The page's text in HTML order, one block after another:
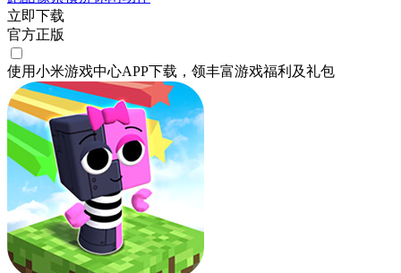
立即下载
官方正版
使用小米游戏中心APP下载 ，领丰富游戏福利 及礼包